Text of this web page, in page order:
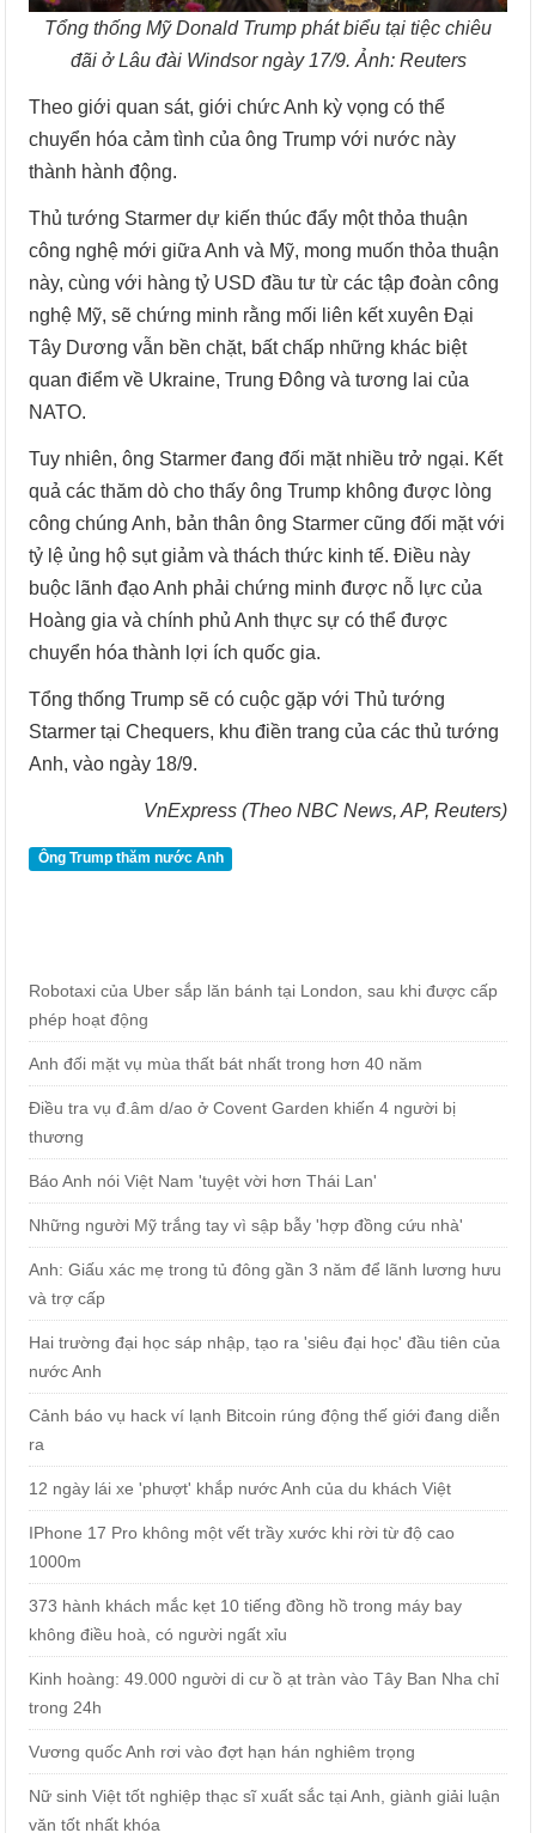
Tổng thống Mỹ Donald Trump phát biểu tại tiệc chiêu
đãi ở Lâu đài Windsor ngày 17/9. Ảnh: Reuters
Theo giới quan sát, giới chức Anh kỳ vọng có thể
chuyển hóa cảm tình của ông Trump với nước này
thành hành động.
Thủ tướng Starmer dự kiến thúc đẩy một thỏa thuận
công nghệ mới giữa Anh và Mỹ, mong muốn thỏa thuận
này, cùng với hàng tỷ USD đầu tư từ các tập đoàn công
nghệ Mỹ, sẽ chứng minh rằng mối liên kết xuyên Đại
Tây Dương vẫn bền chặt, bất chấp những khác biệt
quan điểm về Ukraine, Trung Đông và tương lai của
NATO.
Tuy nhiên, ông Starmer đang đối mặt nhiều trở ngại. Kết
quả các thăm dò cho thấy ông Trump không được lòng
công chúng Anh, bản thân ông Starmer cũng đối mặt với
tỷ lệ ủng hộ sụt giảm và thách thức kinh tế. Điều này
buộc lãnh đạo Anh phải chứng minh được nỗ lực của
Hoàng gia và chính phủ Anh thực sự có thể được
chuyển hóa thành lợi ích quốc gia.
Tổng thống Trump sẽ có cuộc gặp với Thủ tướng
Starmer tại Chequers, khu điền trang của các thủ tướng
Anh, vào ngày 18/9.
VnExpress (Theo NBC News, AP, Reuters)
Ông Trump thăm nước Anh
Robotaxi của Uber sắp lăn bánh tại London, sau khi được cấp
phép hoạt động
Anh đối mặt vụ mùa thất bát nhất trong hơn 40 năm
Điều tra vụ đ.âm d/ao ở Covent Garden khiến 4 người bị
thương
Báo Anh nói Việt Nam 'tuyệt vời hơn Thái Lan'
Những người Mỹ trắng tay vì sập bẫy 'hợp đồng cứu nhà'
Anh: Giấu xác mẹ trong tủ đông gần 3 năm để lãnh lương hưu
và trợ cấp
Hai trường đại học sáp nhập, tạo ra 'siêu đại học' đầu tiên của
nước Anh
Cảnh báo vụ hack ví lạnh Bitcoin rúng động thế giới đang diễn
ra
12 ngày lái xe 'phượt' khắp nước Anh của du khách Việt
IPhone 17 Pro không một vết trầy xước khi rời từ độ cao
1000m
373 hành khách mắc kẹt 10 tiếng đồng hồ trong máy bay
không điều hoà, có người ngất xỉu
Kinh hoàng: 49.000 người di cư ồ ạt tràn vào Tây Ban Nha chỉ
trong 24h
Vương quốc Anh rơi vào đợt hạn hán nghiêm trọng
Nữ sinh Việt tốt nghiệp thạc sĩ xuất sắc tại Anh, giành giải luận
văn tốt nhất khóa